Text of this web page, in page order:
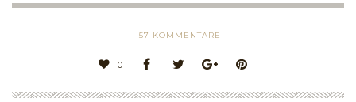
57 KOMMENTARE
0